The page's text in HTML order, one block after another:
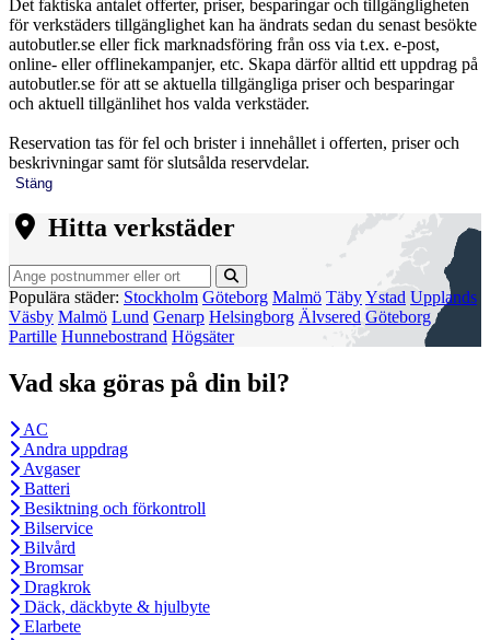
Det faktiska antalet offerter, priser, besparingar och tillgängligheten
för verkstäders tillgänglighet kan ha ändrats sedan du senast besökte
autobutler.se eller fick marknadsföring från oss via t.ex. e-post,
online- eller offlinekampanjer, etc. Skapa därför alltid ett uppdrag på
autobutler.se för att se aktuella tillgängliga priser och besparingar
och aktuell tillgänlihet hos valda verkstäder.
Reservation tas för fel och brister i innehållet i offerten, priser och
beskrivningar samt för slutsålda reservdelar.
Stäng
Hitta verkstäder
Populära städer: Stockholm Göteborg Malmö TäbyYstad Upplands
Väsby Malmö Lund Genarp Helsingborg Älvsered Göteborg
Partille Hunnebostrand Högsäter
Vad ska göras på din bil?
AC
Andra uppdrag
Avgaser
Batteri
Besiktning och förkontroll
Bilservice
Bilvård
Bromsar
Dragkrok
Däck, däckbyte & hjulbyte
Elarbete